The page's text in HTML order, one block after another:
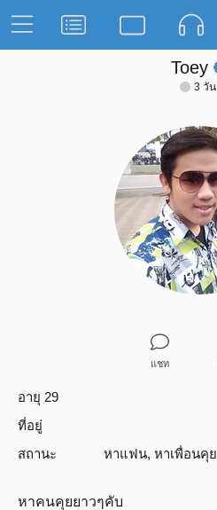
Toey
3 วัน
แชท
อายุ 29
ที่อยู่
สถานะ
หาแฟน, หาเพื่อนคุย
หาคนคุยยาวๆคับ